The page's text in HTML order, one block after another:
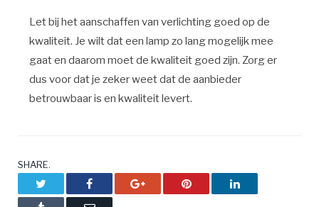
Let bij het aanschaffen van verlichting goed op de
kwaliteit. Je wilt dat een lamp zo lang mogelijk mee
gaat en daarom moet de kwaliteit goed zijn. Zorg er
dus voor dat je zeker weet dat de aanbieder
betrouwbaar is en kwaliteit levert.
SHARE.
Facebook Google+ Pinterest LinkedIn